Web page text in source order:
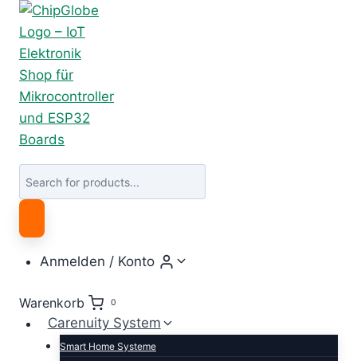
Zum
Inhalt
springen
Products
search
Anmelden / Konto
Warenkorb 0
Carenuity System
Smart Home Systeme